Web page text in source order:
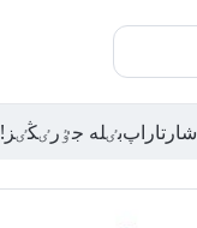
شارتاراپبٸلە جٷرٸڭٸز!